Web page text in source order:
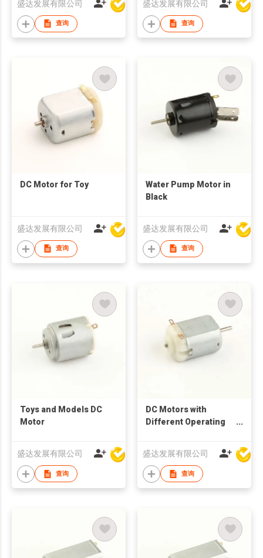
盛达发展有限公司
查询
盛达发展有限公司
查询
DC Motor for Toy
盛达发展有限公司
查询
Water Pump Motor in
Black
盛达发展有限公司
查询
Toys and Models DC
Motor
盛达发展有限公司
查询
DC Motors with
Different Operating
盛达发展有限公司
查询